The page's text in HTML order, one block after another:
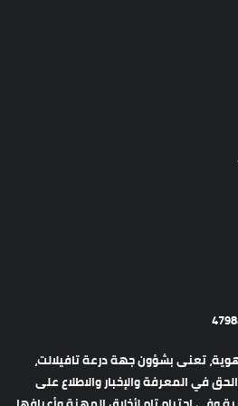
جهوية، تعنى بشؤون جهة درعة تافيلالت،
في المعرفة والإخبار والاطلاع على